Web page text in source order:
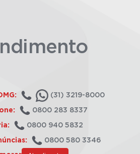
(31) 3219-8000
0800 283 8337
0800 940 5832
0800 580 3346